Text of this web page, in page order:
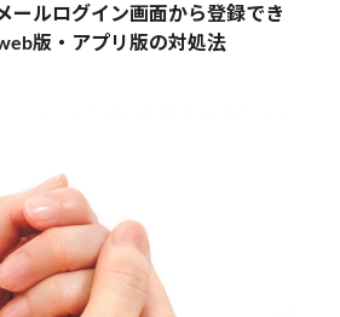
ールログイン画面から登録でき
版・アプリ版の対処法